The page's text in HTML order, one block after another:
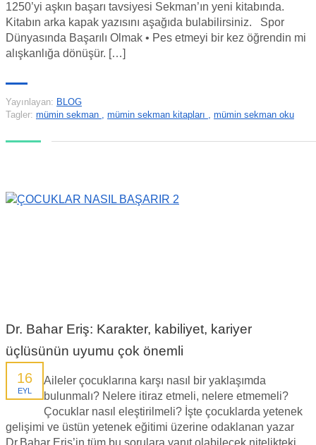
1250’yi aşkın başarı tavsiyesi Sekman’ın yeni kitabında.
Kitabın arka kapak yazısını aşağıda bulabilirsiniz. Spor
Dünyasında Başarılı Olmak • Pes etmeyi bir kez öğrendin mi
alışkanlığa dönüşür. […]
Yayınlayan: BLOG
Tagler: mümin sekman , mümin sekman kitapları , mümin sekman oku
Dr. Bahar Eriş: Karakter, kabiliyet, kariyer
üçlüsünün uyumu çok önemli
16
EYL
Aileler çocuklarına karşı nasıl bir yaklaşımda
bulunmalı? Nelere itiraz etmeli, nelere etmemeli?
Çocuklar nasıl eleştirilmeli? İşte çocuklarda yetenek
gelişimi ve üstün yetenek eğitimi üzerine odaklanan yazar
Dr.Bahar Eriş’in tüm bu sorulara yanıt olabilecek nitelikteki